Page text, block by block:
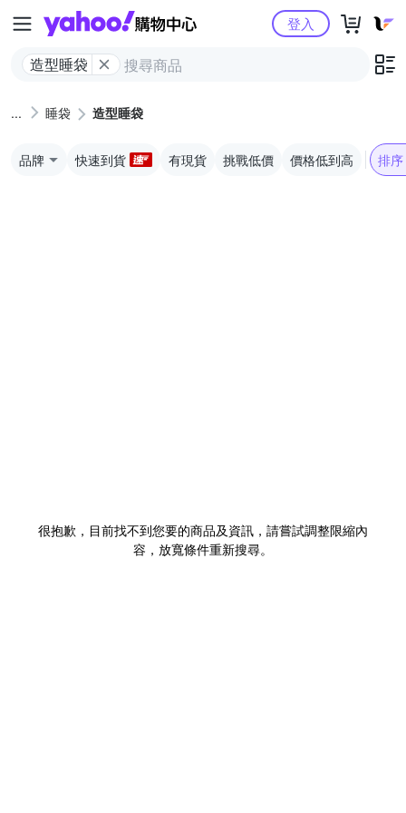
Yahoo購物中心
造型睡袋
登入
睡袋 造型睡袋
品牌 快速到貨 有現貨 挑戰低價 價格低到高 排序
很抱歉，目前找不到您要的商品及資訊，請嘗試調整限縮內
容，放寬條件重新搜尋。